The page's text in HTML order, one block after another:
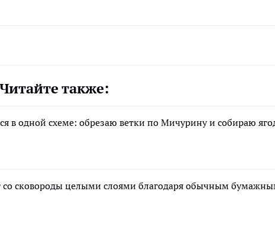
Читайте также:
в одной схеме: обрезаю ветки по Мичурину и собираю
сковороды целыми слоями благодаря обычным